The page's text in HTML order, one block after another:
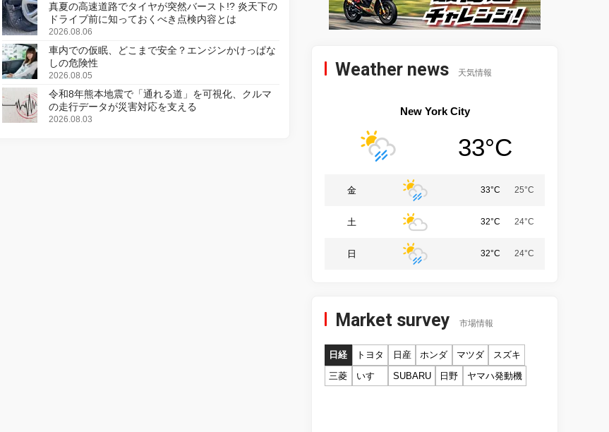
真夏の高速道路でタイヤが突然バースト!? 炎天下の
ドライブ前に知っておくべき点検内容とは
2026.08.06
車内での仮眠、どこまで安全？エンジンかけっぱな
しの危険性
2026.08.05
令和8年熊本地震で「通れる道」を可視化、クルマ
の走行データが災害対応を支える
2026.08.03
Weather news 天気情報
New York City
33°C
金 33°C 25°C
土 32°C 24°C
日 32°C 24°C
Market survey 市場情報
日経 トヨタ 日産 ホンダ マツダ
スズキ
三菱
いすゞ SUBARU 日野 ヤマハ発動機